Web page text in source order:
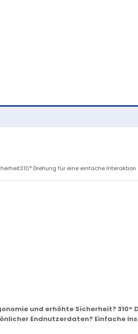
Drehung für eine einfache
und erhöhte Sicherheit? 310°
Endnutzerdaten? Einfache